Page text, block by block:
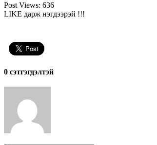
Post Views: 636
LIKE дарж нэгдээрэй !!!
0 cэтгэгдэлтэй